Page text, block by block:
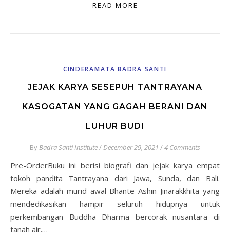
READ MORE
CINDERAMATA BADRA SANTI
JEJAK KARYA SESEPUH TANTRAYANA
KASOGATAN YANG GAGAH BERANI DAN
LUHUR BUDI
ByBadra Santi Institute/December 29, 2021 /4 Comments
Pre-OrderBuku ini berisi biografi dan jejak karya empat
tokoh pandita Tantrayana dari Jawa, Sunda, dan Bali.
Mereka adalah murid awal Bhante Ashin Jinarakkhita yang
mendedikasikan hampir seluruh hidupnya untuk
perkembangan Buddha Dharma bercorak nusantara di
tanah air.…